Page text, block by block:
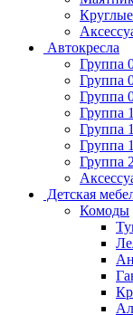
Автокресла
Группа
Группа
Группа
Группа
Группа
Группа
Группа
Детская
Комоды